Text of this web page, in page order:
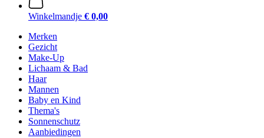
Winkelmandje € 0,00
Merken
Gezicht
Make-Up
Lichaam & Bad
Haar
Mannen
Baby en Kind
Thema's
Sonnenschutz
Aanbiedingen